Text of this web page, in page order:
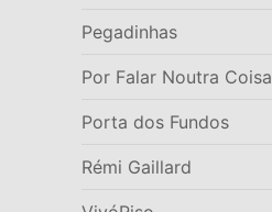
Pegadinhas
Por Falar Noutra Coisa
Porta dos Fundos
Rémi Gaillard